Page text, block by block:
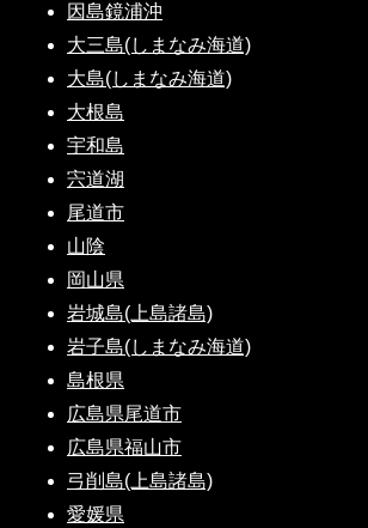
因島鏡浦沖
大三島(しまなみ海道)
大島(しまなみ海道)
大根島
宇和島
宍道湖
尾道市
山陰
岡山県
岩城島(上島諸島)
岩子島(しまなみ海道)
島根県
広島県尾道市
広島県福山市
弓削島(上島諸島)
愛媛県